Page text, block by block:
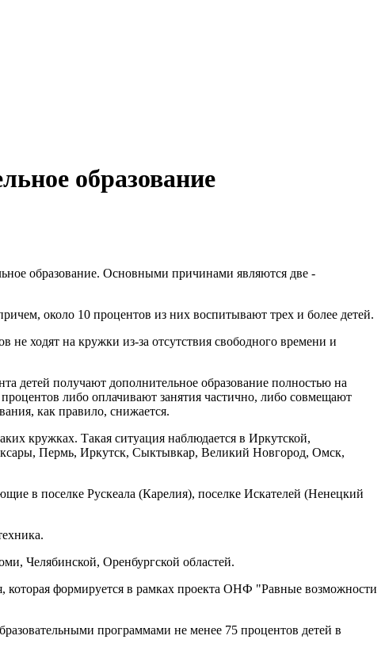
образование
образование. Основными причинами являются две -
около 10 процентов из них воспитывают трех и более детей.
не ходят на кружки из-за отсутствия свободного времени и
детей получают дополнительное образование полностью на
либо оплачивают занятия частично, либо совмещают
как правило, снижается.
кружках. Такая ситуация наблюдается в Иркутской,
Пермь, Иркутск, Сыктывкар, Великий Новгород, Омск,
в поселке Рускеала (Карелия), поселке Искателей (Ненецкий
Челябинской, Оренбургской областей.
которая формируется в рамках проекта ОНФ "Равные возможности
программами не менее 75 процентов детей в